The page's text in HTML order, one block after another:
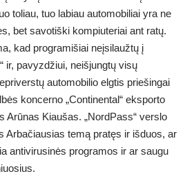
toliau, tuo labiau automobiliai yra ne
bet savotiški kompiuteriai ant ratų.
kad programišiai neįsilaužtų į
ir, pavyzdžiui, neišjungtų visų
automobilio elgtis priešingai
koncerno „Continental“ eksporto
Arūnas Kiaušas. „NordPass“ verslo
Arbačiausias temą pratęs ir išduos, ar
antivirusinės programos ir ar saugu